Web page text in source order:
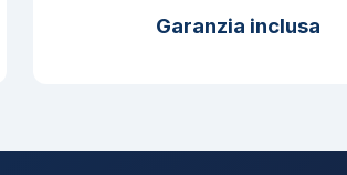
Garanzia inclusa